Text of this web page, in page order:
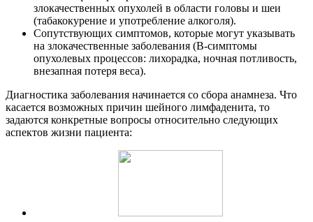
злокачественных опухолей в области головы и шеи
(табакокурение и употребление алкоголя).
Сопутствующих симптомов, которые могут указывать
на злокачественные заболевания (B-симптомы
опухолевых процессов: лихорадка, ночная потливость,
внезапная потеря веса).
Диагностика заболевания начинается со сбора анамнеза. Что
касается возможных причин шейного лимфаденита, то
задаются конкретные вопросы относительно следующих
аспектов жизни пациента: